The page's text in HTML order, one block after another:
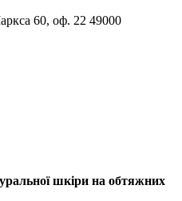
60, оф. 22 49000
шкіри на обтяжних